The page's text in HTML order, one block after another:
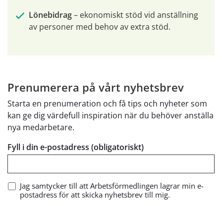
Lönebidrag – ekonomiskt stöd vid anställning
av personer med behov av extra stöd.
Prenumerera på vårt nyhetsbrev
Starta en prenumeration och få tips och nyheter som
kan ge dig värdefull inspiration när du behöver anställa
nya medarbetare.
Fyll i din e-postadress (obligatoriskt)
Jag samtycker till att Arbetsförmedlingen lagrar min e-
postadress för att skicka nyhetsbrev till mig.